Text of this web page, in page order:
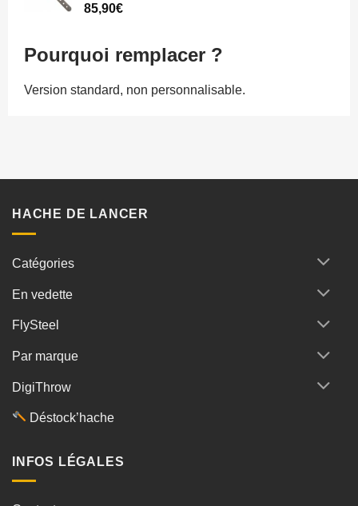
85,90€
Pourquoi remplacer ?
Version standard, non personnalisable.
HACHE DE LANCER
Catégories
En vedette
FlySteel
Par marque
DigiThrow
Déstock’hache
INFOS LÉGALES